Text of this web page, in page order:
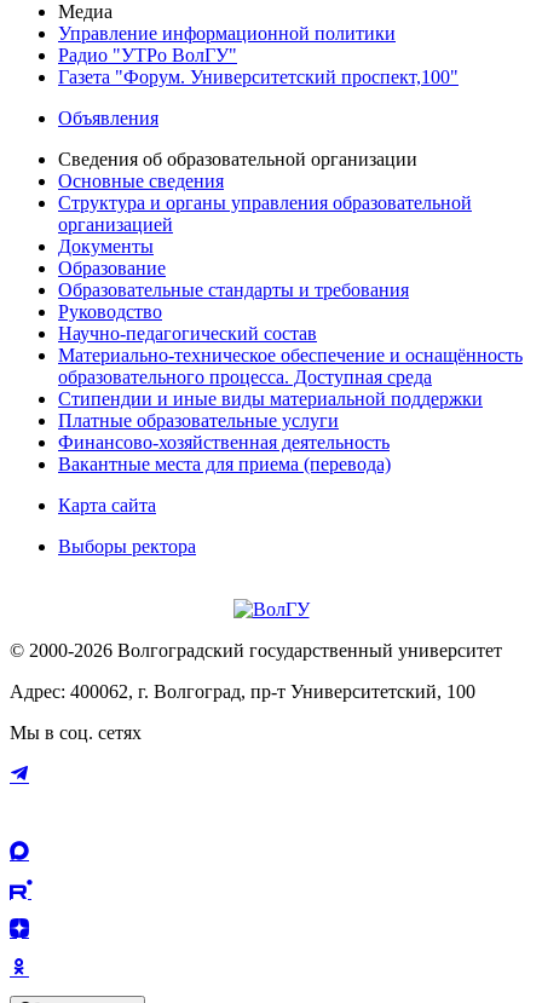
Медиа
Управление информационной политики
Радио "УТРо ВолГУ"
Газета "Форум. Университетский проспект,100"
Объявления
Сведения об образовательной организации
Основные сведения
Структура и органы управления образовательной
организацией
Документы
Образование
Образовательные стандарты и требования
Руководство
Научно-педагогический состав
Материально-техническое обеспечение и оснащённость
образовательного процесса. Доступная среда
Стипендии и иные виды материальной поддержки
Платные образовательные услуги
Финансово-хозяйственная деятельность
Вакантные места для приема (перевода)
Карта сайта
Выборы ректора
© 2000-2026 Волгоградский государственный университет
Адрес: 400062, г. Волгоград, пр-т Университетский, 100
Мы в соц. сетях